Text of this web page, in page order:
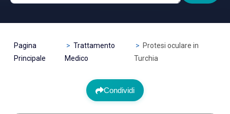
Pagina
Principale
Trattamento
Medico
Protesi oculare in
Turchia
Condividi